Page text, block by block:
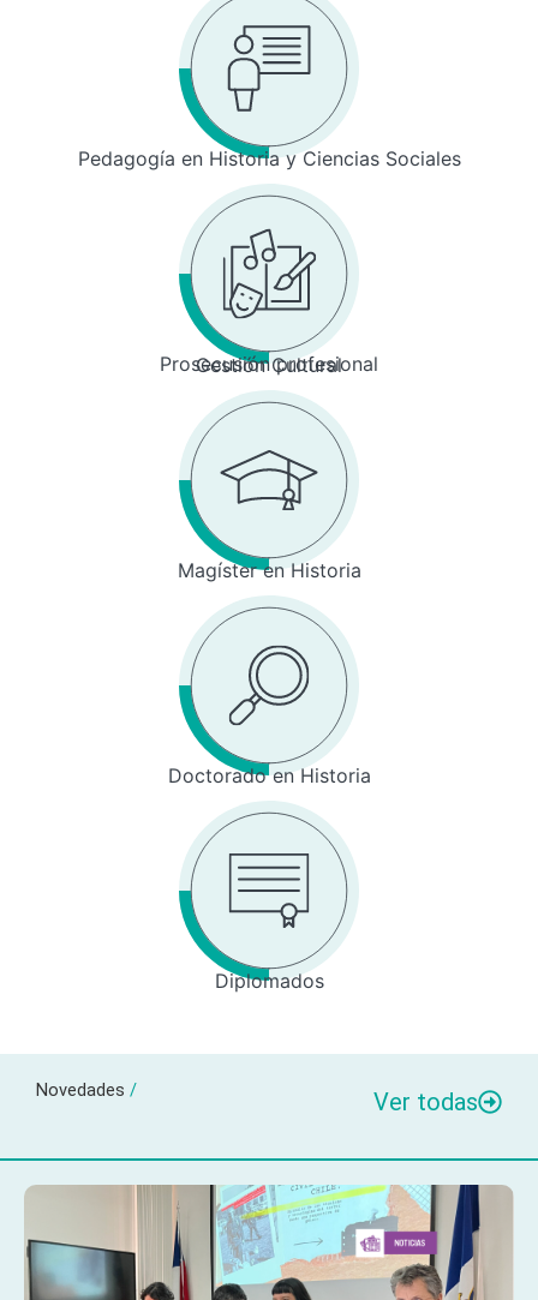
Pedagogía en Historia y Ciencias Sociales
Prosecusión profesional
Gestión Cultural
Magíster en Historia
Doctorado en Historia
Diplomados
Novedades / Ver todas